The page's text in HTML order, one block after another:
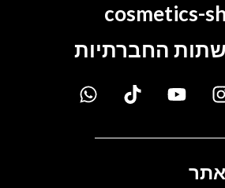
cosmetics-
החברתיות